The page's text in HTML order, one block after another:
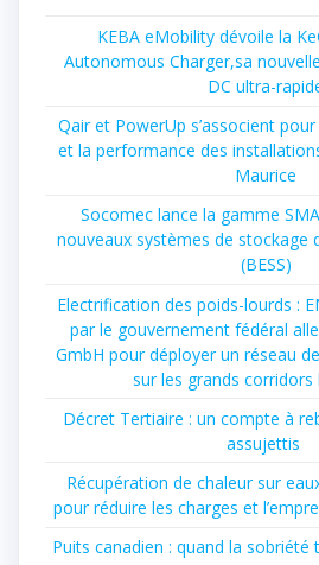
KEBA eMobility dévoile la
Autonomous Charger,sa
DC ultra-
Qair et PowerUp s’associent
et la performance des
Maurice
Socomec lance la gamme
nouveaux systèmes de stockage
(BESS)
Electrification des poids-lourds :
par le gouvernement fédéral
GmbH pour déployer un réseau
sur les grands corridors
Décret Tertiaire : un compte à
assujettis
Récupération de chaleur sur
pour réduire les charges et
Puits canadien : quand la